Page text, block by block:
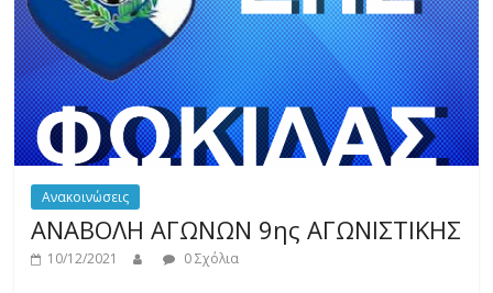
Ανακοινώσεις
ΑΝΑΒΟΛΗ ΑΓΩΝΩΝ 9ης ΑΓΩΝΙΣΤΙΚΗΣ
10/12/2021 0 Σχόλια